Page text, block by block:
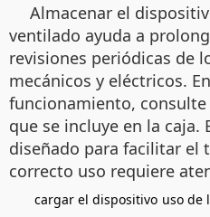
Almacenar el
ventilado ayuda a
revisiones periódicas de
mecánicos y eléctricos.
funcionamiento,
que se incluye en la caja.
diseñado para facilitar el
correcto uso requiere
cargar el dispositivo uso de